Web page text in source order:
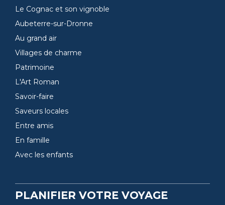
Le Cognac et son vignoble
Aubeterre-sur-Dronne
Au grand air
Villages de charme
Patrimoine
L'Art Roman
Savoir-faire
Saveurs locales
Entre amis
En famille
Avec les enfants
PLANIFIER VOTRE VOYAGE